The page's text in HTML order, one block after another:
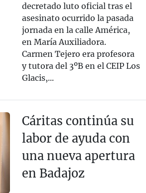
decretado luto oficial tras el
asesinato ocurrido la pasada
jornada en la calle América,
en María Auxiliadora.
Carmen Tejero era profesora
y tutora del 3ºB en el CEIP Los
Glacis,...
Cáritas continúa su
labor de ayuda con
una nueva apertura
en Badajoz